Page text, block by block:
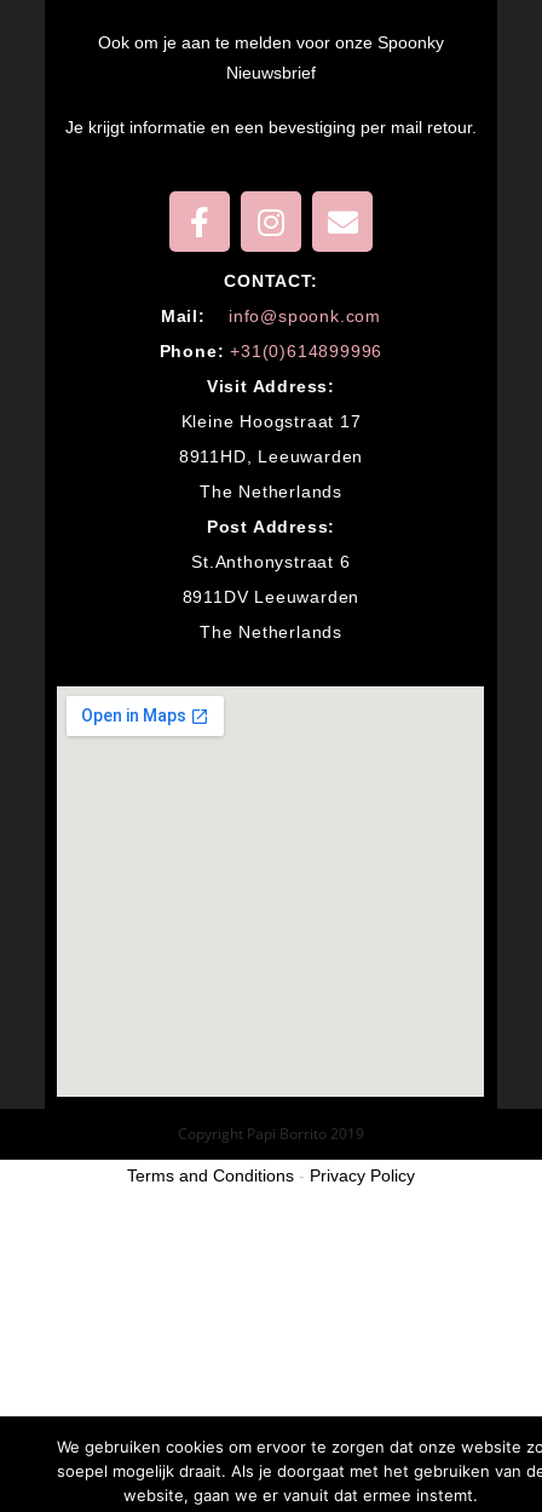
Ook om je aan te melden voor onze Spoonky
Nieuwsbrief
Je krijgt informatie en een bevestiging per mail retour.
CONTACT:
Mail:
info@spoonk.com
Phone: +31(0)614899996
Visit Address:
Kleine Hoogstraat 17
8911HD, Leeuwarden
The Netherlands
Post Address:
St.Anthonystraat 6
8911DV Leeuwarden
The Netherlands
Copyright Papi Borrito 2019
We gebruiken cookies om ervoor te zorgen dat onze website
soepel mogelijk draait. Als je doorgaat met het gebruiken van
website, gaan we er vanuit dat ermee instemt.
Terms and Conditions - Privacy Policy